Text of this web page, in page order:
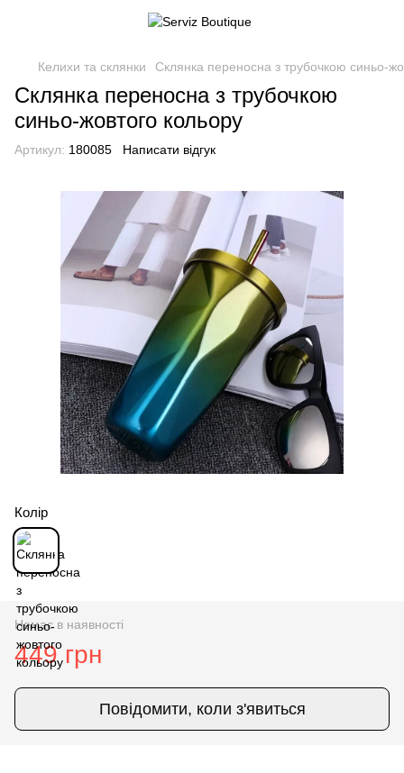
Келихи та склянки Склянка переносна з трубочкою синьо-
Склянка переносна з трубочкою
синьо-жовтого кольору
Артикул: 180085 Написати відгук
Колір
Немає в наявності
449 грн
Повідомити, коли з'явиться